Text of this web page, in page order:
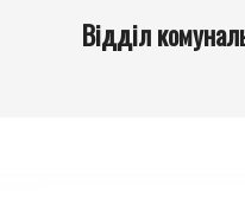
Відділ